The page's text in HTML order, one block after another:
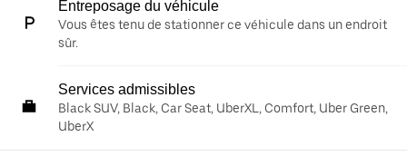
Entreposage du véhicule
Vous êtes tenu de stationner ce véhicule dans un endroit
sûr.
Services admissibles
Black SUV, Black, Car Seat, UberXL, Comfort, Uber Green,
UberX